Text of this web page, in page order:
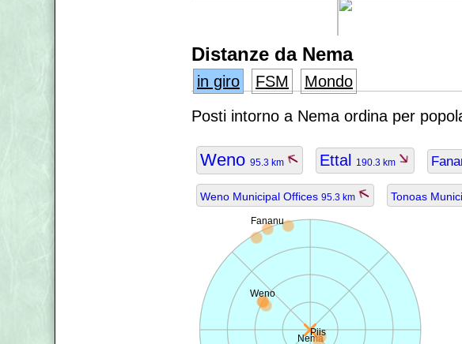
Distanze da Nema
in giro FSM
Mondo
Posti intorno a Nema ordina per
Weno 95.3 km Ettal 190.3 km
Weno Municipal Offices 95.3 km Tonoas
Nema
Weno
Fananu
Piis